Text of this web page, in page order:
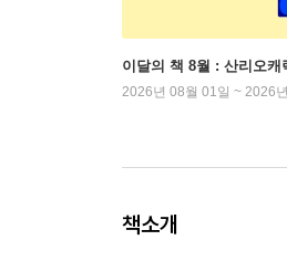
이달의 책 8월 : 산리오캐
2026년 08월 01일 ~ 2026
책소개